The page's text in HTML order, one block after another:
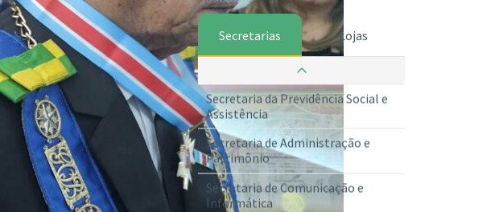
Secretarias
Lojas
Secretaria da Guarda dos Selos
Secretaria da Previdência Social e
Assistência
Secretaria de Administração e
Patrimônio
Secretaria de Comunicação e
Informática